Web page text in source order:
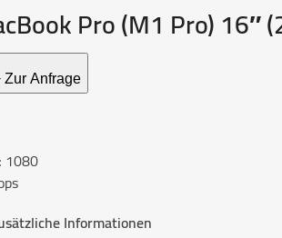
Pro (M1 Pro) 16″
Zur Anfrage
1080
Informationen